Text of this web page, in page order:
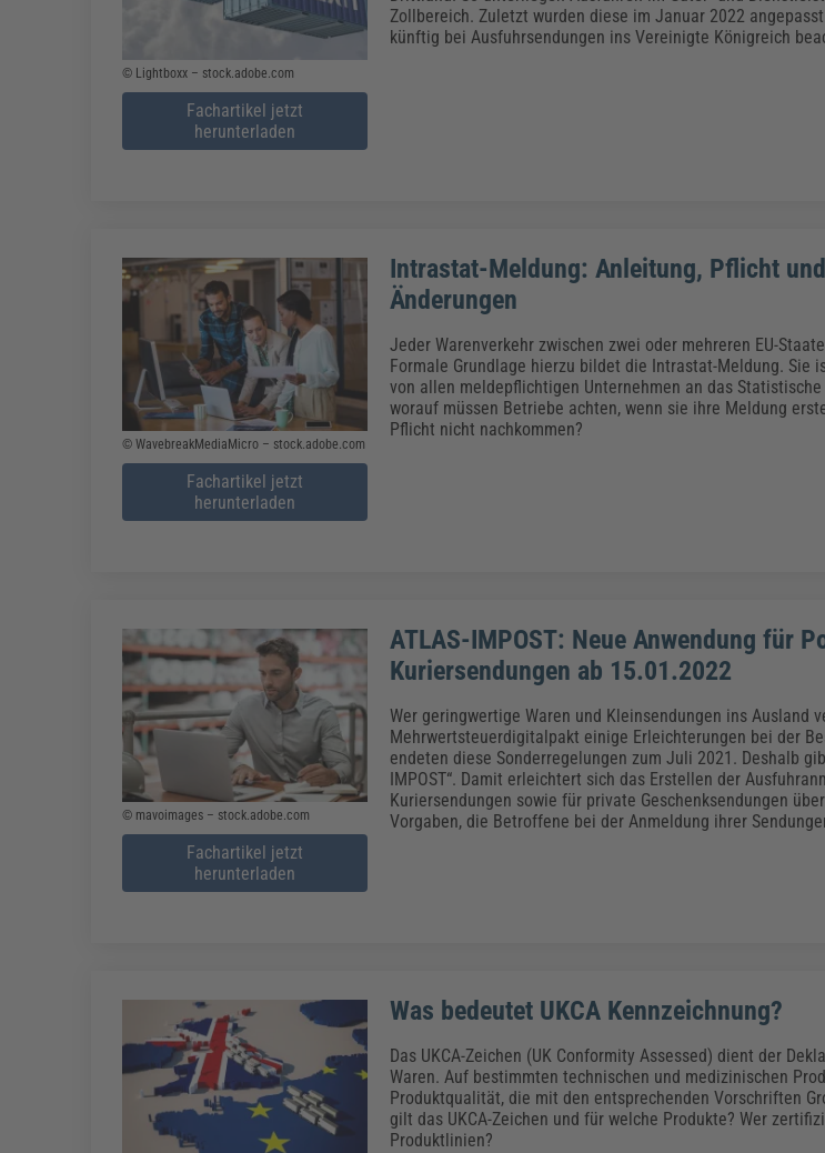
Führung & Management
Gesundheit & Pflege
Fachpublikationen & Arbeitshilfen
Weiterbildungen (AKADEMIE HERKERT)
Bau, Immobilien & Gebäudemanagement
Künstliche Intelligenz
Künstliche Intelligenz
Personalwesen
Personal, Ausbildung & Recht
Reisekosten und Finanzen
© Lightboxx – stock.adobe.com
Fachartikel jetzt
herunterladen
Zollbereich. Zuletzt wurden diese im Januar 2022
künftig bei Ausfuhrsendungen ins Vereinigte Königreich
© WavebreakMediaMicro – stock.adobe.com
Fachartikel jetzt
herunterladen
Intrastat-Meldung: Anleitung, Pflicht
Änderungen
Jeder Warenverkehr zwischen zwei oder mehreren EU-
Formale Grundlage hierzu bildet die Intrastat-Meldung. Sie
von allen meldepflichtigen Unternehmen an das
worauf müssen Betriebe achten, wenn sie ihre Meldung
Pflicht nicht nachkommen?
© mavoimages – stock.adobe.com
Fachartikel jetzt
herunterladen
ATLAS-IMPOST: Neue Anwendung für
Kuriersendungen ab 15.01.2022
Wer geringwertige Waren und Kleinsendungen ins Ausland
Mehrwertsteuerdigitalpakt einige Erleichterungen bei der
endeten diese Sonderregelungen zum Juli 2021. Deshalb
IMPOST“. Damit erleichtert sich das Erstellen der
Kuriersendungen sowie für private Geschenksendungen
Vorgaben, die Betroffene bei der Anmeldung ihrer
Was bedeutet UKCA Kennzeichnung?
Das UKCA-Zeichen (UK Conformity Assessed) dient der
Waren. Auf bestimmten technischen und medizinischen
Produktqualität, die mit den entsprechenden Vorschriften
gilt das UKCA-Zeichen und für welche Produkte? Wer
Produktlinien?